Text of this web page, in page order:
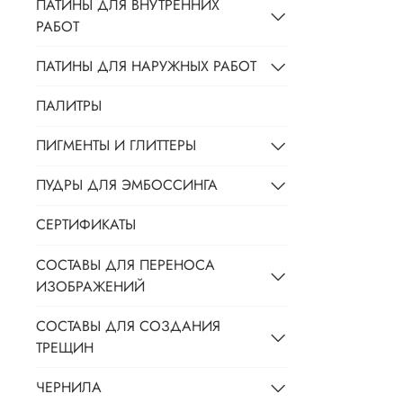
ПАТИНЫ ДЛЯ ВНУТРЕННИХ
РАБОТ
ПАТИНЫ ДЛЯ НАРУЖНЫХ РАБОТ
ПАЛИТРЫ
ПИГМЕНТЫ И ГЛИТТЕРЫ
ПУДРЫ ДЛЯ ЭМБОССИНГА
СЕРТИФИКАТЫ
СОСТАВЫ ДЛЯ ПЕРЕНОСА
ИЗОБРАЖЕНИЙ
СОСТАВЫ ДЛЯ СОЗДАНИЯ
ТРЕЩИН
ЧЕРНИЛА